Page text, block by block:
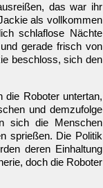
das war ihr
als vollkommen
schlaflose Nächte
gerade frisch von
beschloss, sich den
Roboter untertan,
und demzufolge
sich die Menschen
sprießen. Die Politik
deren Einhaltung
doch die Roboter